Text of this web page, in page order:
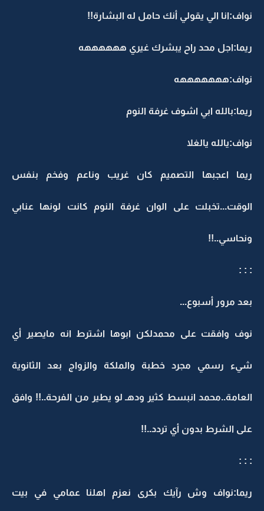
نواف:انا الي يقولي أنك حامل له البشارة!!
ريما:اجل محد راح يبشرك غيري ههههههه
نواف:هههههههه
ريما:بالله ابي اشوف غرفة النوم
نواف:يالله يالغلا
ريما اعجبها التصميم كان غريب وناعم وفخم بنفس
الوقت...تخبلت على الوان غرفة النوم كانت لونها عنابي
ونحاسي..!!
: : :
بعد مرور أسبوع...
نوف وافقت على محمدلكن ابوها اشترط انه مايصير أي
شيء رسمي مجرد خطبة والملكة والزواج بعد الثانوية
العامة..محمد انبسط كثير ودهـ لو يطير من الفرحة..!! وافق
على الشرط بدون أي تردد..!!
: : :
ريما:نواف وش رآيك بكرى نعزم اهلنا عمامي في بيت